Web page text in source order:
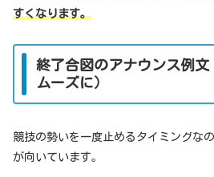
すくなります。
終了合図のアナウンス例文
ムーズに）
競技の勢いを一度止めるタイミングな
が向いています。